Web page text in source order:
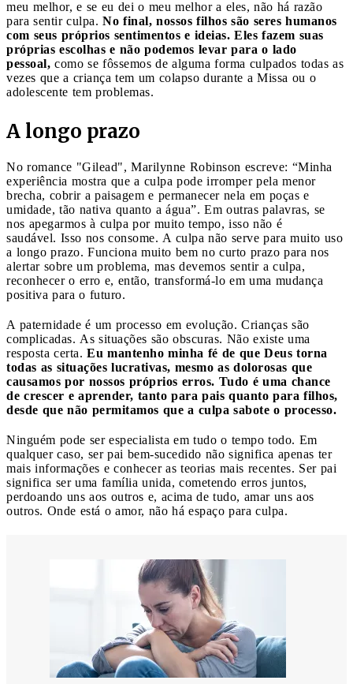
meu melhor, e se eu dei o meu melhor a eles, não há razão
para sentir culpa. No final, nossos filhos são seres humanos
com seus próprios sentimentos e ideias. Eles fazem suas
próprias escolhas e não podemos levar para o lado
pessoal, como se fôssemos de alguma forma culpados todas as
vezes que a criança tem um colapso durante a Missa ou o
adolescente tem problemas.
A longo prazo
No romance "Gilead", Marilynne Robinson escreve: “Minha
experiência mostra que a culpa pode irromper pela menor
brecha, cobrir a paisagem e permanecer nela em poças e
umidade, tão nativa quanto a água”. Em outras palavras, se
nos apegarmos à culpa por muito tempo, isso não é
saudável. Isso nos consome. A culpa não serve para muito uso
a longo prazo. Funciona muito bem no curto prazo para nos
alertar sobre um problema, mas devemos sentir a culpa,
reconhecer o erro e, então, transformá-lo em uma mudança
positiva para o futuro.
A paternidade é um processo em evolução. Crianças são
complicadas. As situações são obscuras. Não existe uma
resposta certa. Eu mantenho minha fé de que Deus torna
todas as situações lucrativas, mesmo as dolorosas que
causamos por nossos próprios erros. Tudo é uma chance
de crescer e aprender, tanto para pais quanto para filhos,
desde que não permitamos que a culpa sabote o processo.
Ninguém pode ser especialista em tudo o tempo todo. Em
qualquer caso, ser pai bem-sucedido não significa apenas ter
mais informações e conhecer as teorias mais recentes. Ser pai
significa ser uma família unida, cometendo erros juntos,
perdoando uns aos outros e, acima de tudo, amar uns aos
outros. Onde está o amor, não há espaço para culpa.